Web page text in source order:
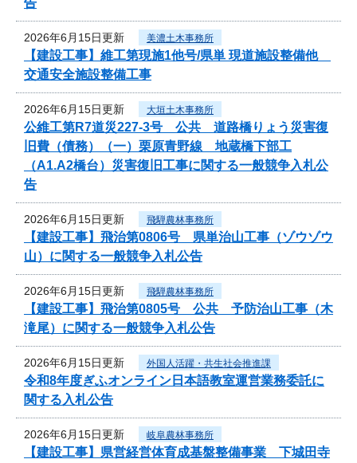
2026年6月15日更新 美濃土木事務所
【建設工事】維工第現施1他号/県単 現道施設整備他
交通安全施設整備工事
2026年6月15日更新 大垣土木事務所
公維工第R7道災227-3号 公共 道路橋りょう災害復
旧費（債務）（一）栗原青野線 地蔵橋下部工
（A1.A2橋台）災害復旧工事に関する一般競争入札公
告
2026年6月15日更新 飛騨農林事務所
【建設工事】飛治第0806号 県単治山工事（ゾウゾウ
山）に関する一般競争入札公告
2026年6月15日更新 飛騨農林事務所
【建設工事】飛治第0805号 公共 予防治山工事（木
滝尾）に関する一般競争入札公告
2026年6月15日更新 外国人活躍・共生社会推進課
令和8年度ぎふオンライン日本語教室運営業務委託に
関する入札公告
2026年6月15日更新 岐阜農林事務所
【建設工事】県営経営体育成基盤整備事業 下城田寺